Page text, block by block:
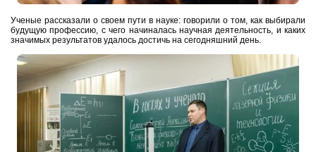
Ученые рассказали о своем пути в науке: говорили о том, как выбирали
будущую профессию, с чего начиналась научная деятельность, и каких
значимых результатов удалось достичь на сегодняшний день.